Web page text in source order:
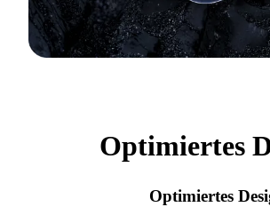
Optimiertes
Optimiertes